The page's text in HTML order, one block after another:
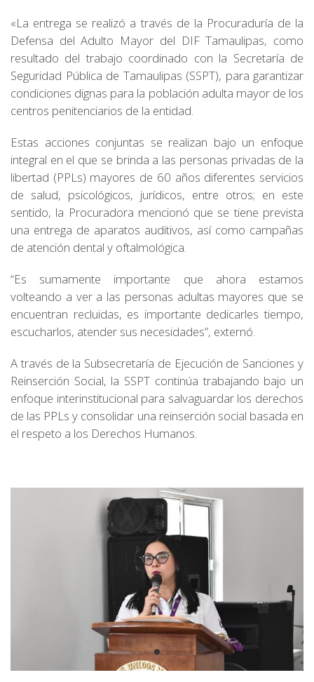
«La entrega se realizó a través de la Procuraduría de la
Defensa del Adulto Mayor del DIF Tamaulipas, como
resultado del trabajo coordinado con la Secretaría de
Seguridad Pública de Tamaulipas (SSPT), para garantizar
condiciones dignas para la población adulta mayor de los
centros penitenciarios de la entidad.
Estas acciones conjuntas se realizan bajo un enfoque
integral en el que se brinda a las personas privadas de la
libertad (PPLs) mayores de 60 años diferentes servicios
de salud, psicológicos, jurídicos, entre otros; en este
sentido, la Procuradora mencionó que se tiene prevista
una entrega de aparatos auditivos, así como campañas
de atención dental y oftalmológica.
“Es sumamente importante que ahora estamos
volteando a ver a las personas adultas mayores que se
encuentran recluidas, es importante dedicarles tiempo,
escucharlos, atender sus necesidades”, externó.
A través de la Subsecretaría de Ejecución de Sanciones y
Reinserción Social, la SSPT continúa trabajando bajo un
enfoque interinstitucional para salvaguardar los derechos
de las PPLs y consolidar una reinserción social basada en
el respeto a los Derechos Humanos.